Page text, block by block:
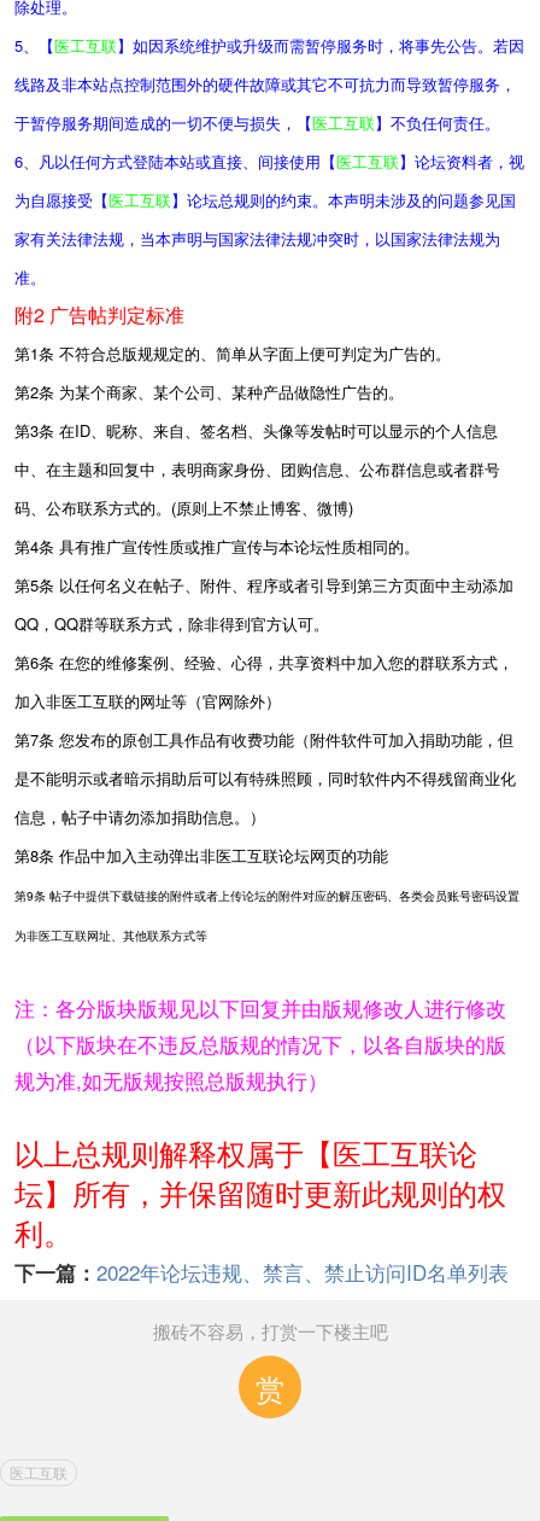
除处理。
5、【医工互联】如因系统维护或升级而需暂停服务时，将事先公告。若因
线路及非本站点控制范围外的硬件故障或其它不可抗力而导致暂停服务，
于暂停服务期间造成的一切不便与损失，【医工互联】不负任何责任。
6、凡以任何方式登陆本站或直接、间接使用【医工互联】论坛资料者，视
为自愿接受【医工互联】论坛总规则的约束。本声明未涉及的问题参见国
家有关法律法规，当本声明与国家法律法规冲突时，以国家法律法规为
准。
附2 广告帖判定标准
第1条 不符合总版规规定的、简单从字面上便可判定为广告的。
第2条 为某个商家、某个公司、某种产品做隐性广告的。
第3条 在ID、昵称、来自、签名档、头像等发帖时可以显示的个人信息
中、在主题和回复中，表明商家身份、团购信息、公布群信息或者群号
码、公布联系方式的。(原则上不禁止博客、微博)
第4条 具有推广宣传性质或推广宣传与本论坛性质相同的。
第5条 以任何名义在帖子、附件、程序或者引导到第三方页面中主动添加
QQ，QQ群等联系方式 ，除非得到官方认可。
第6条 在您的维修案例、经验、心得，共享资料中加入您的群联系方式，
加入非医工互联的网址等（官网除外）
第7条 您发布的原创工具作品有收费功能（附件软件可加入捐助功能，但
是不能明示或者暗示捐助后可以有特殊照顾，同时软件内不得残留商业化
信息，帖子中请勿添加捐助信息。）
第8条 作品中加入主动弹出非医工互联论坛网页的功能
第9条 帖子中提供下载链接的附件或者上传论坛的附件对应的解压密码、各类会员账号密码设置
为非医工互联网址、其他联系方式等
注：各分版块版规见以下回复并由版规修改人进行修改
（以下版块在不违反总版规的情况下，以各自版块的版
规为准,如无版规按照总版规执行）
以上总规则解释权属于【医工互联论
坛】所有，并保留随时更新此规则的权
利。
下一篇： 2022年论坛违规、禁言、禁止访问ID名单列表
搬砖不容易，打赏一下楼主吧
赏
医工互联